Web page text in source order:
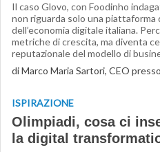
Il caso Glovo, con Foodinho
non riguarda solo una piattaforma
dell’economia digitale italiana.
metriche di crescita, ma diventa
reputazionale del modello di
di Marco Maria Sartori, CEO
ISPIRAZIONE
Olimpiadi, cosa ci
la digital